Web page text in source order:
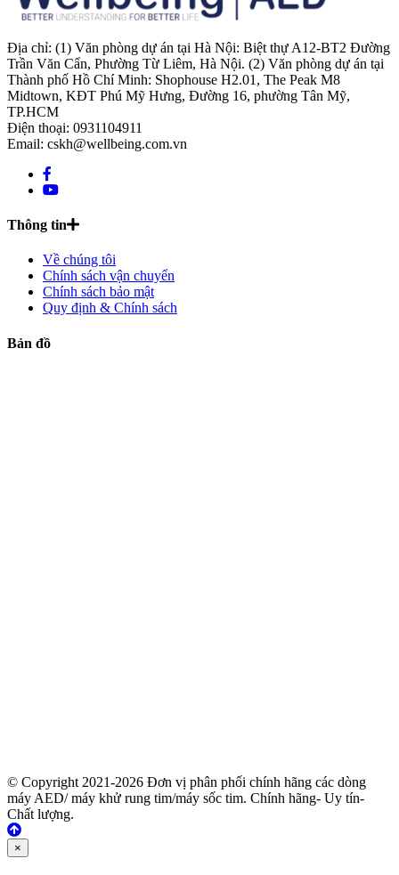
Địa chỉ: (1) Văn phòng dự án tại Hà Nội: Biệt thự A12-BT2 Đường
Trần Văn Cẩn, Phường Từ Liêm, Hà Nội. (2) Văn phòng dự án tại
Thành phố Hồ Chí Minh: Shophouse H2.01, The Peak M8
Midtown, KĐT Phú Mỹ Hưng, Đường 16, phường Tân Mỹ,
TP.HCM
Điện thoại: 0931104911
Email: cskh@wellbeing.com.vn
Thông tin
Về chúng tôi
Chính sách vận chuyển
Chính sách bảo mật
Quy định & Chính sách
Bản đồ
© Copyright 2021-2026 Đơn vị phân phối chính hãng các dòng
máy AED/ máy khử rung tim/máy sốc tim. Chính hãng- Uy tín-
Chất lượng.
×